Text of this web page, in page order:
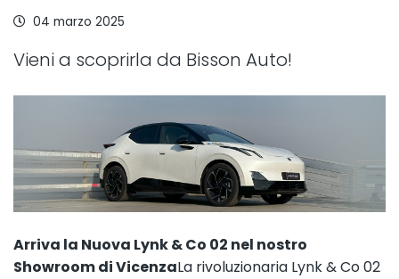
04 marzo 2025
Vieni a scoprirla da Bisson Auto!
Arriva la Nuova Lynk & Co 02 nel nostro
Showroom di VicenzaLa rivoluzionaria Lynk & Co 02